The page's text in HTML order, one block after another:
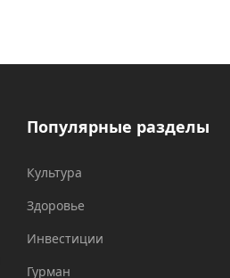
Популярные разделы
Культура
Здоровье
Инвестиции
Гурман